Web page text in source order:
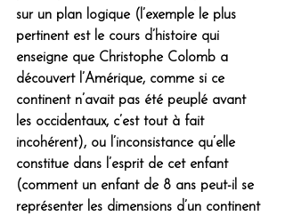
sur un plan logique (l’exemple le plus
pertinent est le cours d’histoire qui
enseigne que Christophe Colomb a
découvert l’Amérique, comme si ce
continent n’avait pas été peuplé avant
les occidentaux, c’est tout à fait
incohérent), ou l’inconsistance qu’elle
constitue dans l’esprit de cet enfant
(comment un enfant de 8 ans peut-il se
représenter les dimensions d’un continent